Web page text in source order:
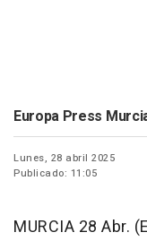
Europa Press
Lunes, 28 abril 2025
Publicado: 11:05
MURCIA 28 Abr.